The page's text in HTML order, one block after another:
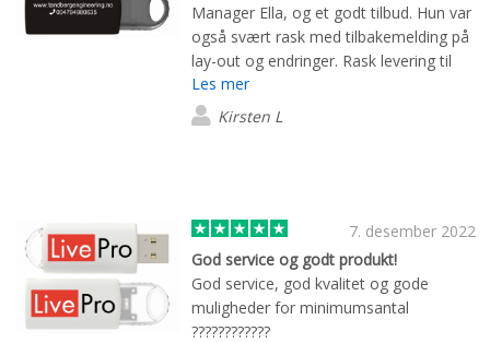
Manager Ella, og et godt tilbud. Hun var
også svært rask med tilbakemelding på
lay-out og endringer. Rask levering til
avtalt tid. Kan absolutt anbefales.
Les mer
Kirsten L
7. desember 2022
God service og godt produkt!
God service, god kvalitet og gode
muligheder for minimumsantal
????????????